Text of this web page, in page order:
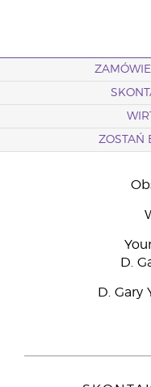
ZOSTAŃ
D.
D. Gary